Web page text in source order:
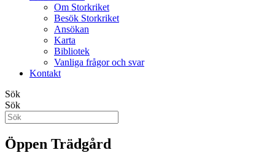
Om Storkriket
Besök Storkriket
Ansökan
Karta
Bibliotek
Vanliga frågor och svar
Kontakt
Sök
Sök
Öppen Trädgård